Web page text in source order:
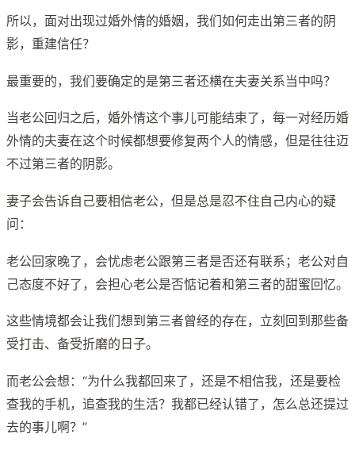
所以，面对出现过婚外情的婚姻，我们如何走出第三者的阴
影，重建信任？
最重要的，我们要确定的是第三者还横在夫妻关系当中吗？
当老公回归之后，婚外情这个事儿可能结束了，每一对经历婚
外情的夫妻在这个时候都想要修复两个人的情感，但是往往迈
不过第三者的阴影。
妻子会告诉自己要相信老公，但是总是忍不住自己内心的疑
问：
老公回家晚了，会忧虑老公跟第三者是否还有联系；老公对自
己态度不好了，会担心老公是否惦记着和第三者的甜蜜回忆。
这些情境都会让我们想到第三者曾经的存在，立刻回到那些备
受打击、备受折磨的日子。
而老公会想：“为什么我都回来了，还是不相信我，还是要检
查我的手机，追查我的生活？我都已经认错了，怎么总还提过
去的事儿啊？”